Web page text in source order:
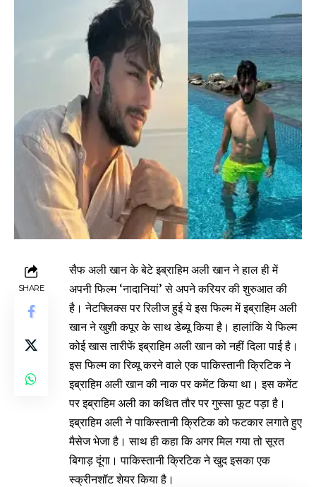
SHARE
सैफ अली खान के बेटे इब्राहिम अली खान ने हाल ही में
अपनी फिल्म ‘नादानियां’ से अपने करियर की शुरुआत की
है। नेटफ्लिक्स पर रिलीज हुई ये इस फिल्म में इब्राहिम अली
खान ने खुशी कपूर के साथ डेब्यू किया है। हालांकि ये फिल्म
कोई खास तारीफें इब्राहिम अली खान को नहीं दिला पाई है।
इस फिल्म का रिव्यू करने वाले एक पाकिस्तानी क्रिटिक ने
इब्राहिम अली खान की नाक पर कमेंट किया था। इस कमेंट
पर इब्राहिम अली का कथित तौर पर गुस्सा फूट पड़ा है।
इब्राहिम अली ने पाकिस्तानी क्रिटिक को फटकार लगाते हुए
मैसेज भेजा है। साथ ही कहा कि अगर मिल गया तो सूरत
बिगाड़ दूंगा। पाकिस्तानी क्रिटिक ने खुद इसका एक
स्क्रीनशॉट शेयर किया है।